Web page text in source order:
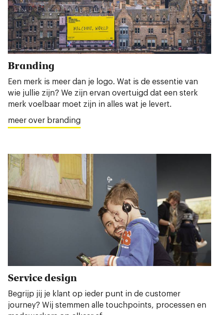
Branding
Een merk is meer dan je logo. Wat is de essentie van
wie jullie zijn? We zijn ervan overtuigd dat een sterk
merk voelbaar moet zijn in alles wat je levert.
meer over branding
Service design
Begrijp jij je klant op ieder punt in de customer
journey? Wij stemmen alle touchpoints, processen en